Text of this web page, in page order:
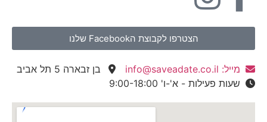
הצטרפו לקבוצת הFacebook שלנו
מייל: info@saveadate.co.il
בן זבארה 5 תל אביב
שעות פעילות - א'-ו' 9:00-18:00